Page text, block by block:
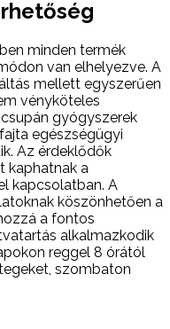
minden termék
van elhelyezve. A
mellett egyszerűen
vényköteles
gyógyszerek
egészségügyi
Az érdeklődők
kaphatnak a
kapcsolatban. A
köszönhetően a
a fontos
alkalmazkodik
reggel 8 órától
szombaton